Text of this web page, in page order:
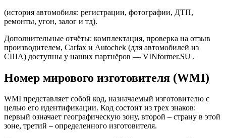
(история автомобиля: регистрации, фотографии, ДТП,
ремонты, угон, залог и тд).
Дополнительные отчёты: комплектация, проверка на отзыв
производителем, Carfax и Autochek (для автомобилей из
США) доступны у наших партнёров — VINformer.SU .
Номер мирового изготовителя (WMI)
WMI представляет собой код, назначаемый изготовителю с
целью его идентификации. Код состоит из трех знаков:
первый означает географическую зону, второй – страну в этой
зоне, третий – определенного изготовителя.